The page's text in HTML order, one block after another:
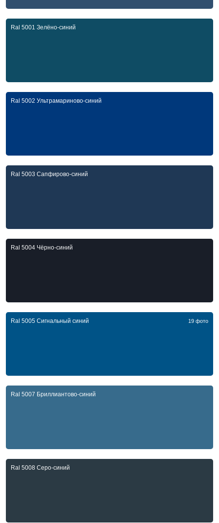
Ral 5001 Зелёно-синий
Ral 5002 Ультрамариново-синий
Ral 5003 Сапфирово-синий
Ral 5004 Чёрно-синий
Ral 5005 Сигнальный синий 19 фото
Ral 5007 Бриллиантово-синий
Ral 5008 Серо-синий